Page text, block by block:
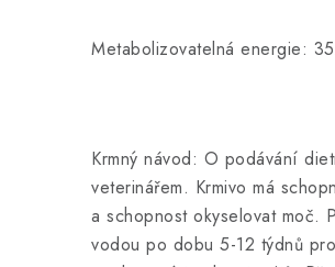
Metabolizovatelná energie:
Krmný návod: O podávání
veterinářem. Krmivo má
a schopnost okyselovat moč.
vodou po dobu 5-12 týdnů